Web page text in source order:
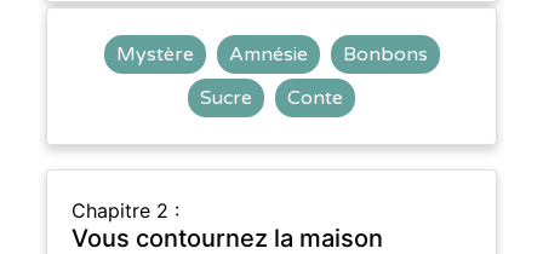
Mystère Amnésie
Bonbons
Sucre
Conte
Chapitre 2 :
Vous contournez la maison